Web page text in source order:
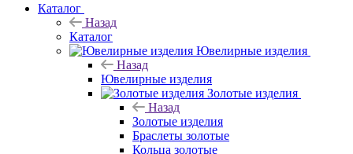
Каталог
Назад
Каталог
Ювелирные изделия
Назад
Ювелирные изделия
Золотые изделия
Назад
Золотые изделия
Браслеты золотые
Кольца золотые